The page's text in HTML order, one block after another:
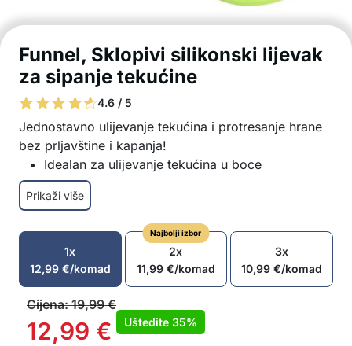
Funnel, Sklopivi silikonski lijevak
za sipanje tekućine
4.6 / 5
Jednostavno ulijevanje tekućina i protresanje hrane
bez prljavštine i kapanja!
Idealan za ulijevanje tekućina u boce
Protresanje hrane iz vrećica u uske staklenke
Sklopivi dizajn za jednostavno pohranjivanje
Izrađen od visokokvalitetnog silikona
Jednostavno čišćenje pod tekućom vodom ili u
perilici posuđa
Siguran za upotrebu na visokim temperaturama
U pakiranju: 1x sklopivi silikonski lijevak
Prikaži više
1x
12,99 €/komad
Najbolji izbor
2x
11,99 €/komad
3x
10,99€/komad
Cijena:19,99€
12,99 € Uštedite 35%